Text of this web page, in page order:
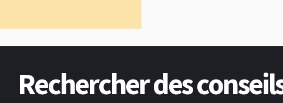
Rechercher des